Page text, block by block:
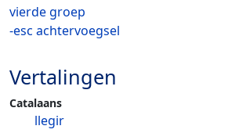
vierde groep
-esc achtervoegsel
Vertalingen
Catalaans
llegir